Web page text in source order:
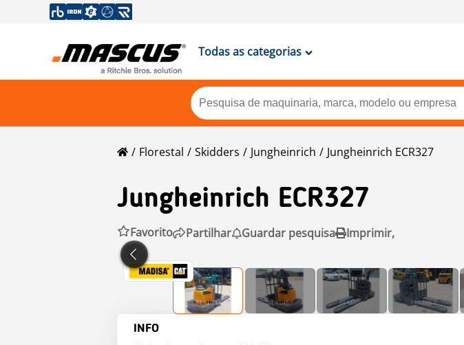
Todas as categorias
Florestal Skidders Jungheinrich Jungheinrich ECR327
Jungheinrich ECR327
Favorito Partilhar Guardar pesquisa Imprimir,
INFO